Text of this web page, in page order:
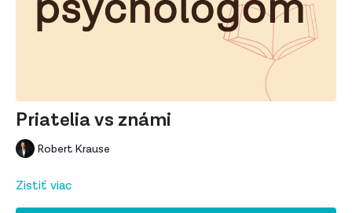
Priatelia vs známi
Robert Krause
Zistiť viac